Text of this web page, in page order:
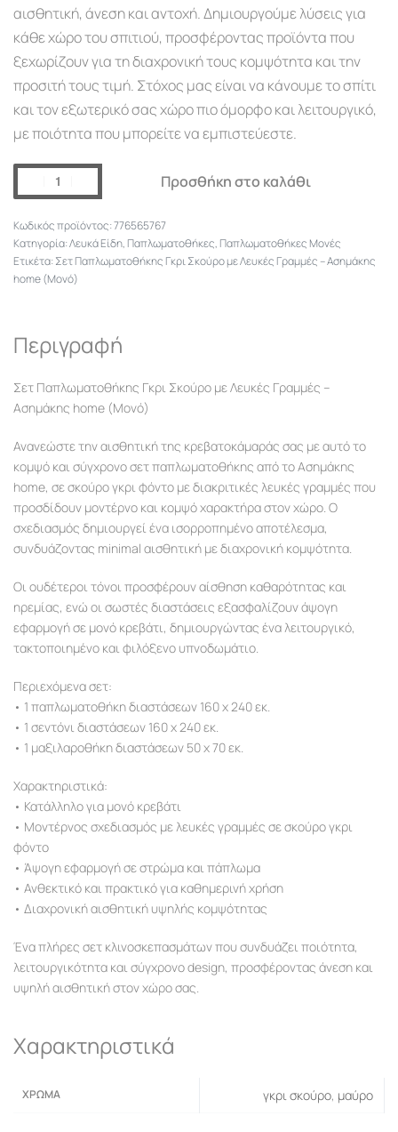
αισθητική, άνεση και αντοχή. Δημιουργούμε λύσεις για
κάθε χώρο του σπιτιού, προσφέροντας προϊόντα που
ξεχωρίζουν για τη διαχρονική τους κομψότητα και την
προσιτή τους τιμή. Στόχος μας είναι να κάνουμε το σπίτι
και τον εξωτερικό σας χώρο πιο όμορφο και λειτουργικό,
με ποιότητα που μπορείτε να εμπιστεύεστε.
Προσθήκη στο καλάθι
776565767
Κατηγορία:Λευκά Είδη, Παπλωματοθήκες, Παπλωματοθήκες Μονές
Ετικέτα:Σετ Παπλωματοθήκης Γκρι Σκούρο με Λευκές Γραμμές – Ασημάκης
home (Μονό)
Περιγραφή
Σετ Παπλωματοθήκης Γκρι Σκούρο με Λευκές Γραμμές –
Ασημάκης home (Μονό)
Ανανεώστε την αισθητική της κρεβατοκάμαράς σας με αυτό το
κομψό και σύγχρονο σετ παπλωματοθήκης από το Ασημάκης
home, σε σκούρο γκρι φόντο με διακριτικές λευκές γραμμές που
προσδίδουν μοντέρνο και κομψό χαρακτήρα στον χώρο. Ο
σχεδιασμός δημιουργεί ένα ισορροπημένο αποτέλεσμα,
συνδυάζοντας minimal αισθητική με διαχρονική κομψότητα.
Οι ουδέτεροι τόνοι προσφέρουν αίσθηση καθαρότητας και
ηρεμίας, ενώ οι σωστές διαστάσεις εξασφαλίζουν άψογη
εφαρμογή σε μονό κρεβάτι, δημιουργώντας ένα λειτουργικό,
τακτοποιημένο και φιλόξενο υπνοδωμάτιο.
Περιεχόμενα σετ:
• 1 παπλωματοθήκη διαστάσεων 160 x 240 εκ.
• 1 σεντόνι διαστάσεων 160 x 240 εκ.
• 1 μαξιλαροθήκη διαστάσεων 50 x 70 εκ.
Χαρακτηριστικά:
• Κατάλληλο για μονό κρεβάτι
• Μοντέρνος σχεδιασμός με λευκές γραμμές σε σκούρο γκρι
φόντο
• Άψογη εφαρμογή σε στρώμα και πάπλωμα
• Ανθεκτικό και πρακτικό για καθημερινή χρήση
• Διαχρονική αισθητική υψηλής κομψότητας
Ένα πλήρες σετ κλινοσκεπασμάτων που συνδυάζει ποιότητα,
λειτουργικότητα και σύγχρονο design, προσφέροντας άνεση και
υψηλή αισθητική στον χώρο σας.
Χαρακτηριστικά
ΧΡΏΜΑ γκρι σκούρο, μαύρο